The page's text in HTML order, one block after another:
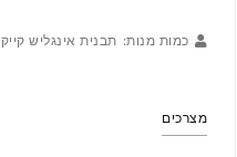
כמות מנות: תבנית אינגליש קייק
מצרכים